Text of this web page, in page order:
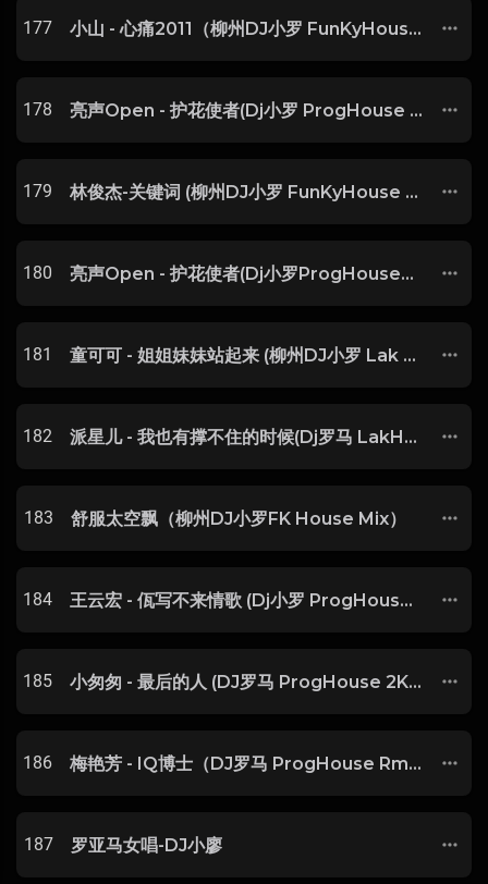
177 小山 - 心痛2011（柳州DJ小罗 FunKyHouse Mix）
178 亮声Open - 护花使者(Dj小罗 ProgHouse Rmx 2022)
179 林俊杰-关键词 (柳州DJ小罗 FunKyHouse Mix)
180 亮声Open - 护花使者(Dj小罗ProgHouseRmx)
181 童可可 - 姐姐妹妹站起来 (柳州DJ小罗 Lak House Mix 2024)
182 派星儿 - 我也有撑不住的时候(Dj罗马 LakHouse Mix国语女)
183 舒服太空飘（柳州DJ小罗FK House Mix）
184 王云宏 - 佤写不来情歌 (Dj小罗 ProgHouse Remix 2024)无心睡眠鼓
185 小匆匆 - 最后的人 (DJ罗马 ProgHouse 2K21 Mix)(1)
186 梅艳芳 - IQ博士（DJ罗马 ProgHouse Rmx 2021）
187 罗亚马女唱-DJ小廖